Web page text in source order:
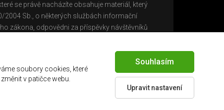
se právě nacházíte obsahuje materiál, který
2004 Sb., o některých službách informační
zákona, odpovědni za příspěvky návštěvníků
Created by
soubory cookies, které
v patičce webu.
Souhlasím
Upravit nastavení